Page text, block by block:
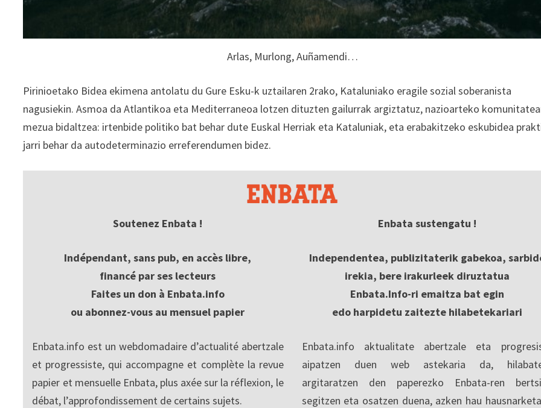
Arlas, Murlong, Auñamendi…
Pirinioetako Bidea ekimena antolatu du Gure Esku-k uztailaren 2rako, Kataluniako eragile sozial soberanista
nagusiekin. Asmoa da Atlantikoa eta Mediterraneoa lotzen dituzten gailurrak argiztatuz, nazioarteko
mezua bidaltzea: irtenbide politiko bat behar dute Euskal Herriak eta Kataluniak, eta erabakitzeko eskubidea
jarri behar da autodeterminazio erreferendumen bidez.
Soutenez Enbata !
Indépendant, sans pub, en accès libre,
financé par ses lecteurs
Faites un don à Enbata.info
ou abonnez-vous au mensuel papier
Enbata.info est un webdomadaire d’actualité abertzale
et progressiste, qui accompagne et complète la revue
papier et mensuelle Enbata, plus axée sur la réflexion, le
débat, l’approfondissement de certains sujets.
Enbata sustengatu !
Independentea, publizitaterik gabekoa,
irekia, bere irakurleek diruztatua
Enbata.Info-ri emaitza bat egin
edo harpidetu zaitezte hilabetekariari
Enbata.info aktualitate abertzale eta
aipatzen duen web astekaria da,
argitaratzen den paperezko Enbata-ren
segitzen eta osatzen duena, azken hau